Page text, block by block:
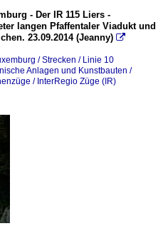
- Der IR 115 Liers -
langen Pfaffentaler Viadukt und
23.09.2014 (Jeanny) 
/ Strecken / Linie 10
Anlagen und Kunstbauten /
/ InterRegio Züge (IR)